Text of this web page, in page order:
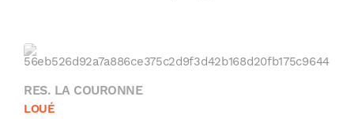
RES. LA COURONNE
LOUÉ